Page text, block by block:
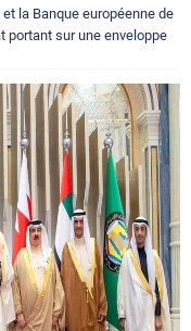
la Banque européenne de
portant sur une enveloppe